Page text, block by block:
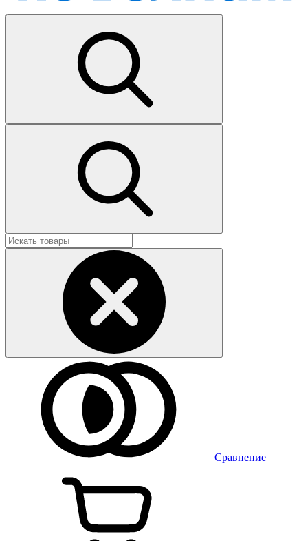
Сравнение